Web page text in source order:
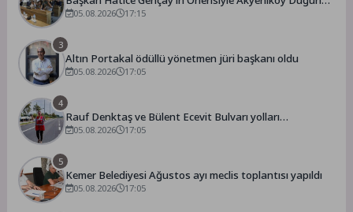
Salonu Yıl Sonuna Kadar Ücretsiz
05.08.2026 17:15
3
Altın Portakal ödüllü yönetmen jüri başkanı oldu
05.08.2026 17:05
4
Rauf Denktaş ve Bülent Ecevit Bulvarı yolları
asfaltlanıyor
05.08.2026 17:05
5
Kemer Belediyesi Ağustos ayı meclis toplantısı yapıldı
05.08.2026 17:05